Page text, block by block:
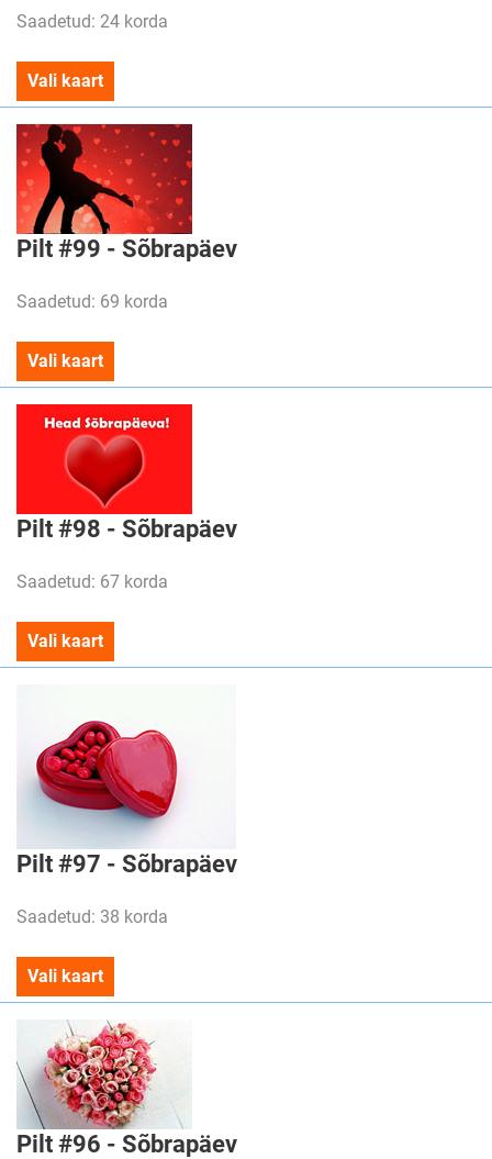
Saadetud: 24 korda
Vali kaart
Pilt #99 - Sõbrapäev
Saadetud: 69 korda
Vali kaart
Pilt #98 - Sõbrapäev
Saadetud: 67 korda
Vali kaart
Pilt #97 - Sõbrapäev
Saadetud: 38 korda
Vali kaart
Pilt #96 - Sõbrapäev